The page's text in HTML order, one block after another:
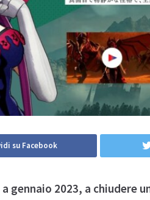
su Facebook
gennaio 2023, a chiudere